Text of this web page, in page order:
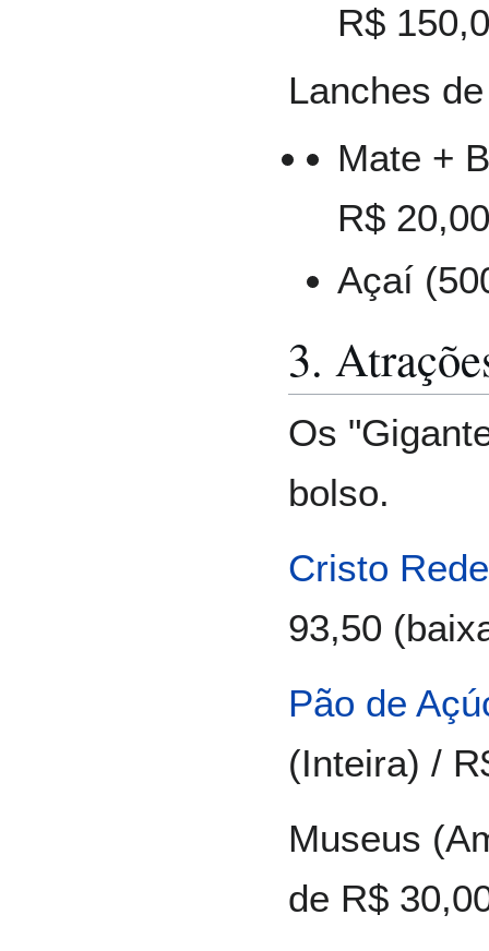
R$
Lanches
Mate +
R$
Açaí
3.
Os
bolso.
Cristo
93,50
Pão de
(Inteira) /
Museus
de R$